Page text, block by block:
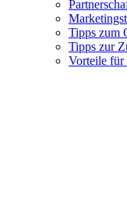
Tipps zum
Tipps zur
Vorteile für